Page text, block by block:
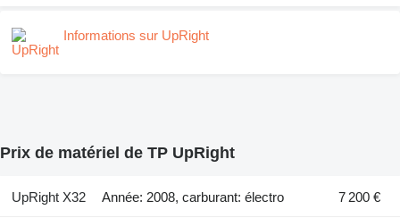
Informations sur UpRight
Prix de matériel de TP UpRight
UpRight X32 Année: 2008, carburant: électro 7 200 €